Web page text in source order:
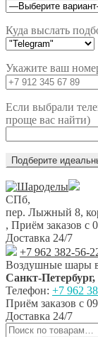
Куда выслать
Укажите ваш
Если выбрали
проще вас найти)
Перейти
к
навигации
Перейти
к
содержимому
СПб,
пер. Лыжный 8,
, Приём заказов с
Доставка 24/7
+7 962 382-56-
Воздушные шары
Санкт-Петербург,
Телефон: +7 962
Приём заказов с
Доставка 24/7
Искать: